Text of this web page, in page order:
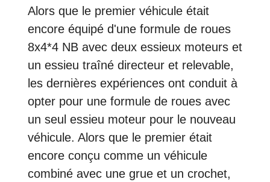
Alors que le premier véhicule était
encore équipé d'une formule de roues
8x4*4 NB avec deux essieux moteurs et
un essieu traîné directeur et relevable,
les dernières expériences ont conduit à
opter pour une formule de roues avec
un seul essieu moteur pour le nouveau
véhicule. Alors que le premier était
encore conçu comme un véhicule
combiné avec une grue et un crochet,